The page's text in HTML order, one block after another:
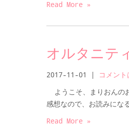
Read More »
オルタニテ
2017-11-01 コメン
ようこそ、まりおんの
感想なので、お読みに
Read More »